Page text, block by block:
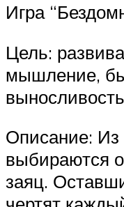
Игра
Цель:
мышление,
Описание: Из
выбираются
заяц.